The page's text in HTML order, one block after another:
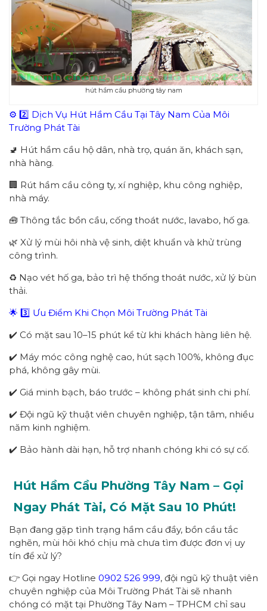
hút hầm cầu phường tây nam
⚙️ 2️⃣ Dịch Vụ Hút Hầm Cầu Tại Tây Nam Của Môi
Trường Phát Tài
🚽 Hút hầm cầu hộ dân, nhà trọ, quán ăn, khách sạn,
nhà hàng.
🏢 Rút hầm cầu công ty, xí nghiệp, khu công nghiệp,
nhà máy.
🧰 Thông tắc bồn cầu, cống thoát nước, lavabo, hố ga.
🌿 Xử lý mùi hôi nhà vệ sinh, diệt khuẩn và khử trùng
công trình.
♻️ Nạo vét hố ga, bảo trì hệ thống thoát nước, xử lý bùn
thải.
🌟 3️⃣ Ưu Điểm Khi Chọn Môi Trường Phát Tài
✔️ Có mặt sau 10–15 phút kể từ khi khách hàng liên hệ.
✔️ Máy móc công nghệ cao, hút sạch 100%, không đục
phá, không gây mùi.
✔️ Giá minh bạch, báo trước – không phát sinh chi phí.
✔️ Đội ngũ kỹ thuật viên chuyên nghiệp, tận tâm, nhiều
năm kinh nghiệm.
✔️ Bảo hành dài hạn, hỗ trợ nhanh chóng khi có sự cố.
Hút Hầm Cầu Phường Tây Nam – Gọi
Ngay Phát Tài, Có Mặt Sau 10 Phút!
Bạn đang gặp tình trạng hầm cầu đầy, bồn cầu tắc
nghẽn, mùi hôi khó chịu mà chưa tìm được đơn vị uy
tín để xử lý?
👉 Gọi ngay Hotline 0902 526 999, đội ngũ kỹ thuật viên
chuyên nghiệp của Môi Trường Phát Tài sẽ nhanh
chóng có mặt tại Phường Tây Nam – TPHCM chỉ sau